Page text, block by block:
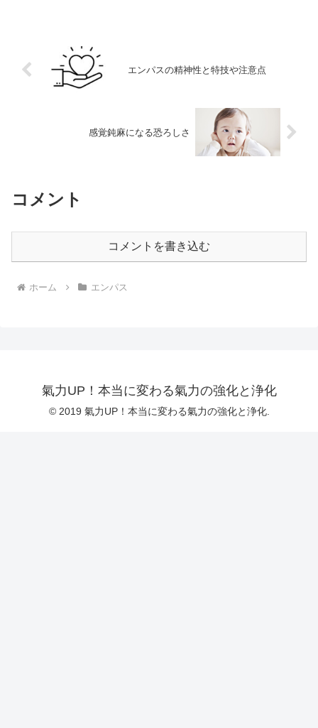
エンパスの精神性と特技や注意点
感覚鈍麻になる恐ろしさ
コメント
コメントを書き込む
ホーム エンパス
氣力UP！本当に変わる氣力の強化と浄化
© 2019 氣力UP！本当に変わる氣力の強化と浄化.